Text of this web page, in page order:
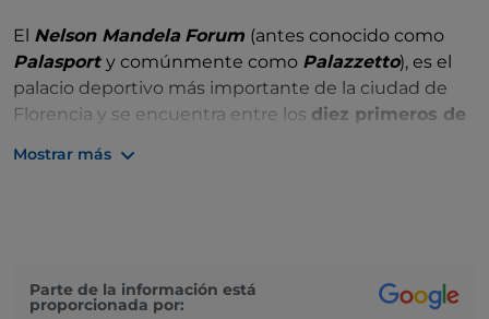
El Nelson Mandela Forum (antes conocido como
Palasport y comúnmente como Palazzetto), es el
palacio deportivo más importante de la ciudad de
Florencia y se encuentra entre los diez primeros de
principales patrocinadores del Foro Nelson Mandela
Mostrar más
Parte de la información está
proporcionada por: